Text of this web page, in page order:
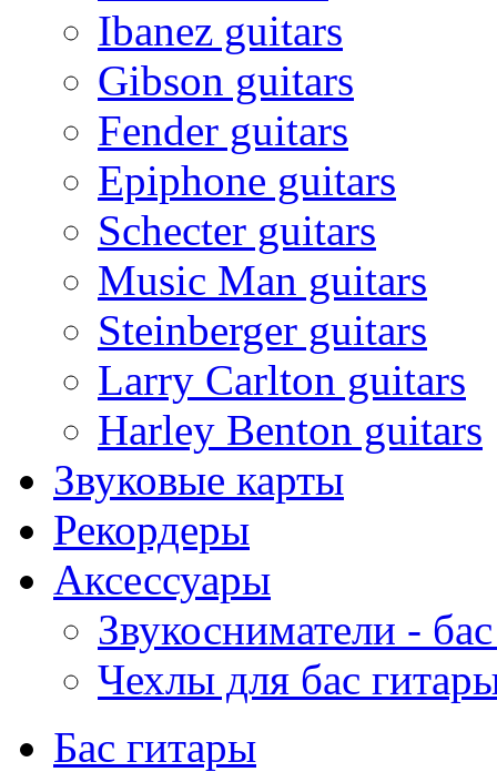
Ibanez guitars
Gibson guitars
Fender guitars
Epiphone guitars
Schecter guitars
Music Man guitars
Steinberger guitars
Larry Carlton guitars
Harley Benton guitars
Звуковые карты
Рекордеры
Аксессуары
Звукосниматели -
Чехлы для бас
Бас гитары